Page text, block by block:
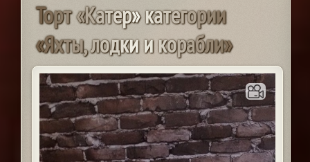
Торт«Катер»категории
«Яхты,лодкиикорабли»